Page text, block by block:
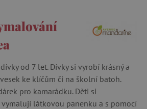
od 7 let. Dívky si vyrobí krásný a
ke klíčům či na školní batoh.
pro kamarádku. Děti si
látkovou panenku a s pomocí